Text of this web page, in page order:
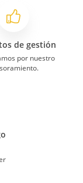
de gestión
por nuestro